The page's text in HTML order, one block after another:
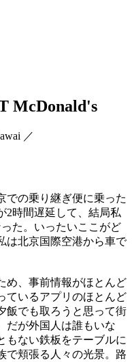
McDonald's
／
での乗り継ぎ便に乗った
2時間遅延して、結局私
た。いったいここがど
は北京国際空港から車で
め、事前情報がほとんど
ているアプリのほとんど
飯でも取ろうと思って街
だが外国人は誰もいな
もない鉄板をテーブルに
で頬張る人々の光景。路